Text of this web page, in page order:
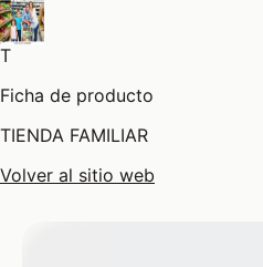
T
Ficha de producto
TIENDA FAMILIAR
Volver al sitio web